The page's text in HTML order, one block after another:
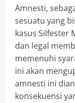
Amnesti,
sesuatu yang
kasus Silfester
dan legal
memenuhi
ini akan
amnesti ini
konsekuensi